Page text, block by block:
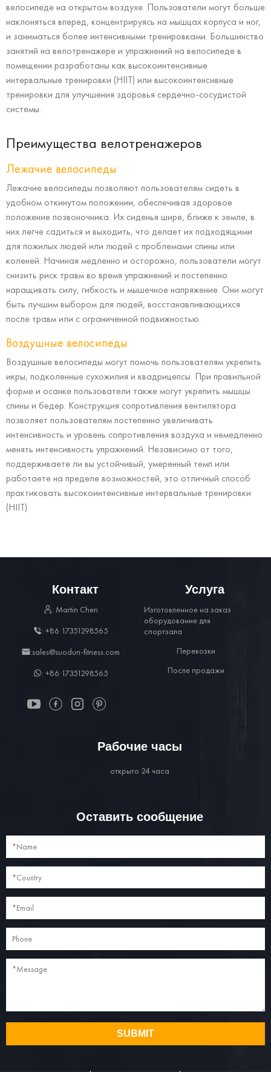
велосипеде на открытом воздухе. Пользователи могут больше
наклоняться вперед, концентрируясь на мышцах корпуса и ног,
и заниматься более интенсивными тренировками. Большинство
занятий на велотренажере и упражнений на велосипеде в
помещении разработаны как высокоинтенсивные
интервальные тренировки (HIIT) или высокоинтенсивные
тренировки для улучшения здоровья сердечно-сосудистой
системы.
Преимущества велотренажеров
Лежачие велосипеды
Лежачие велосипеды позволяют пользователям сидеть в
удобном откинутом положении, обеспечивая здоровое
положение позвоночника. Их сиденья шире, ближе к земле, в
них легче садиться и выходить, что делает их подходящими
для пожилых людей или людей с проблемами спины или
коленей. Начиная медленно и осторожно, пользователи могут
снизить риск травм во время упражнений и постепенно
наращивать силу, гибкость и мышечное напряжение. Они могут
быть лучшим выбором для людей, восстанавливающихся
после травм или с ограниченной подвижностью.
Воздушные велосипеды
Воздушные велосипеды могут помочь пользователям укрепить
икры, подколенные сухожилия и квадрицепсы. При правильной
форме и осанке пользователи также могут укрепить мышцы
спины и бедер. Конструкция сопротивления вентилятора
позволяет пользователям постепенно увеличивать
интенсивность и уровень сопротивления воздуха и немедленно
менять интенсивность упражнений. Независимо от того,
поддерживаете ли вы устойчивый, умеренный темп или
работаете на пределе возможностей, это отличный способ
практиковать высокоинтенсивные интервальные тренировки
(HIIT).
Контакт
: Martin Chen
: +86 17351298565
:sales@suodun-fitness.com
: +86 17351298565
Услуга
Изготовленное на заказ
оборудование для
спортзала
Перевозки
После продажи
Рабочие часы
открыто 24 часа
Оставить сообщение